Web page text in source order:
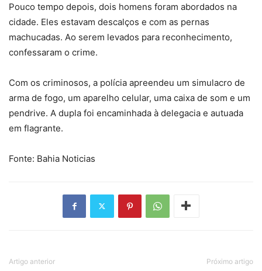
Pouco tempo depois, dois homens foram abordados na
cidade. Eles estavam descalços e com as pernas
machucadas. Ao serem levados para reconhecimento,
confessaram o crime.
Com os criminosos, a polícia apreendeu um simulacro de
arma de fogo, um aparelho celular, uma caixa de som e um
pendrive. A dupla foi encaminhada à delegacia e autuada
em flagrante.
Fonte: Bahia Noticias
Artigo anterior Próximo artigo